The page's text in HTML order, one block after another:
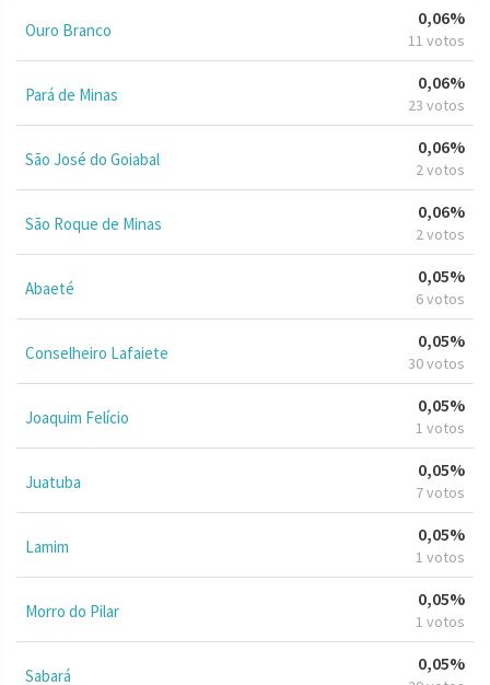
Ouro Branco
0,06%
11 votos
Pará de Minas
0,06%
23 votos
São José do Goiabal
0,06%
2 votos
São Roque de Minas
0,06%
2 votos
Abaeté
0,05%
6 votos
Conselheiro Lafaiete
0,05%
30 votos
Joaquim Felício
0,05%
1 votos
Juatuba
0,05%
7 votos
Lamim
0,05%
1 votos
Morro do Pilar
0,05%
1 votos
Sabará
0,05%